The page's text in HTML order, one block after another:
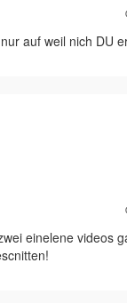
auf weil nich DU
einelene videos